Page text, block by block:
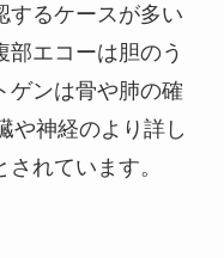
するケースが多い
部エコーは胆のう
ゲンは骨や肺の確
や神経のより詳し
れています。